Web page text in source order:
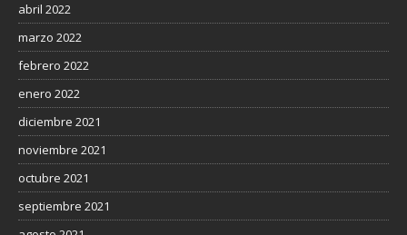
abril 2022
marzo 2022
febrero 2022
enero 2022
diciembre 2021
noviembre 2021
octubre 2021
septiembre 2021